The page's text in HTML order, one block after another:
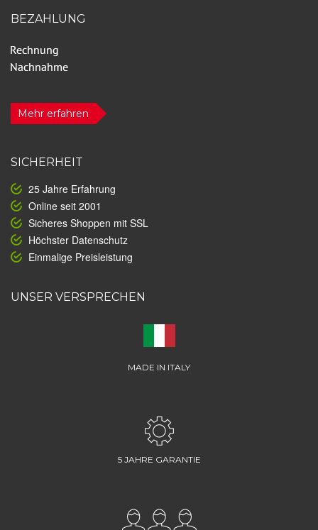
BEZAHLUNG
Mehr erfahren
SICHERHEIT
25 Jahre Erfahrung
Online seit 2001
Sicheres Shoppen mit SSL
Höchster Datenschutz
Einmalige Preisleistung
UNSER VERSPRECHEN
MADE IN ITALY
5 JAHRE GARANTIE